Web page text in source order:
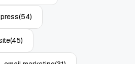
(54)
(45)